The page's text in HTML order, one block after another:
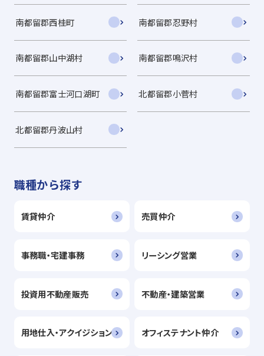
南都留郡西桂町 南都留郡忍野村
南都留郡山中湖村 南都留郡鳴沢村
南都留郡富士河口湖町 北都留郡小菅村
北都留郡丹波山村
職種から探す
賃貸仲介 売買仲介
事務職・宅建事務 リーシング営業
投資用不動産販売 不動産・建築営業
用地仕入・アクイジション オフィステナント仲介